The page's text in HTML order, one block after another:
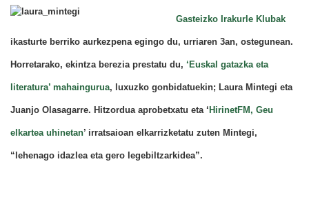
Gasteizko Irakurle Klubak
ikasturte berriko aurkezpena egingo du, urriaren 3an, ostegunean.
Horretarako, ekintza berezia prestatu du, ‘Euskal gatazka eta
literatura’ mahaingurua, luxuzko gonbidatuekin; Laura Mintegi eta
Juanjo Olasagarre. Hitzordua aprobetxatu eta ‘ HirinetFM, Geu
elkartea uhinetan’ irratsaioan elkarrizketatu zuten Mintegi,
“lehenago idazlea eta gero legebiltzarkidea”.